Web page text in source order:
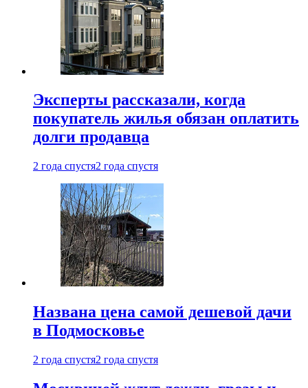
Эксперты рассказали, когда
покупатель жилья обязан оплатить
долги продавца
2 года спустя2 года спустя
Названа цена самой дешевой дачи
в Подмосковье
2 года спустя2 года спустя